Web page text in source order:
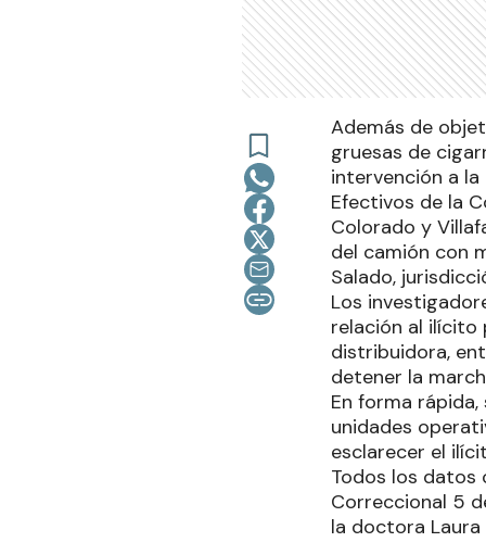
Además de
gruesas de
intervención a la
Efectivos de la
Colorado y
del camión con
Salado,
Los
relación al ilícito
distribuidora,
detener la
En forma
unidades
esclarecer el
Todos los datos
Correccional 5
la doctora